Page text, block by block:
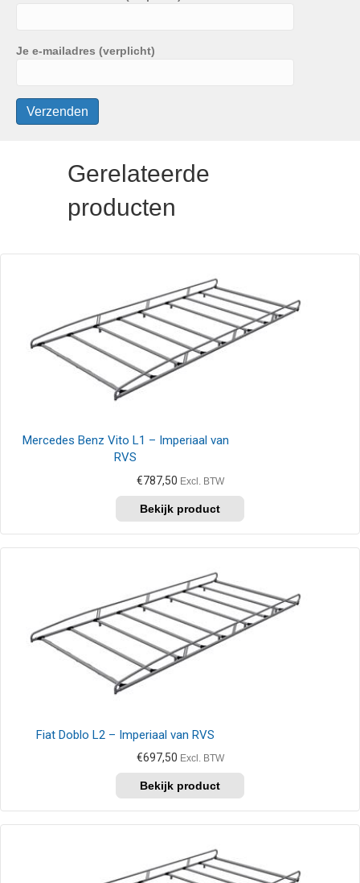
Je e-mailadres (verplicht)
Gerelateerde
producten
Mercedes Benz Vito L1 – Imperiaal van
RVS
€787,50 Excl. BTW
product
heeft
meerdere
Deze
optie
kan
gekozen
worden
op
Fiat Doblo L2 – Imperiaal van RVS
€697,50 Excl. BTW
product
heeft
meerdere
Deze
optie